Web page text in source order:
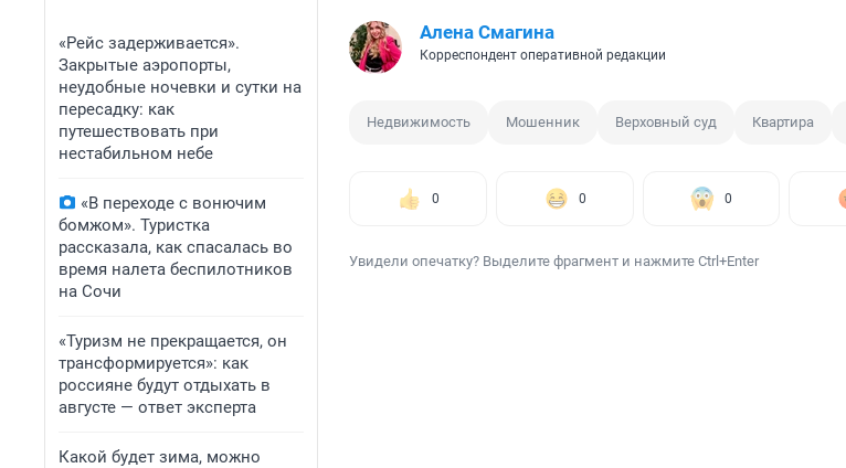
«Рейс задерживается».
Закрытые аэропорты,
неудобные ночевки и сутки на
пересадку: как
путешествовать при
нестабильном небе
«В переходе с вонючим
бомжом». Туристка
рассказала, как спасалась во
время налета беспилотников
на Сочи
«Туризм не прекращается, он
трансформируется»: как
россияне будут отдыхать в
августе — ответ эксперта
Какой будет зима, можно
Алена Смагина
Корреспондент оперативной редакции
Недвижимость Мошенник Верховный суд Квартира
0 0 0
Увидели опечатку? Выделите фрагмент и нажмите Ctrl+Enter